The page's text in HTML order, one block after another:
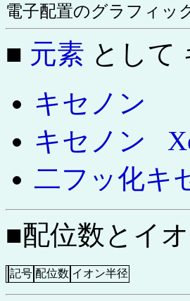
電子配置のグラフィッ
■ 元素 として
キセノン
キセノン
二フッ化キ
■配位数とイ
記号 配位数 イオン半径